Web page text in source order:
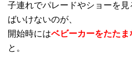
子連れでパレードやショーを
ばいけないのが、
開始時にはベビーカーをたた
と。